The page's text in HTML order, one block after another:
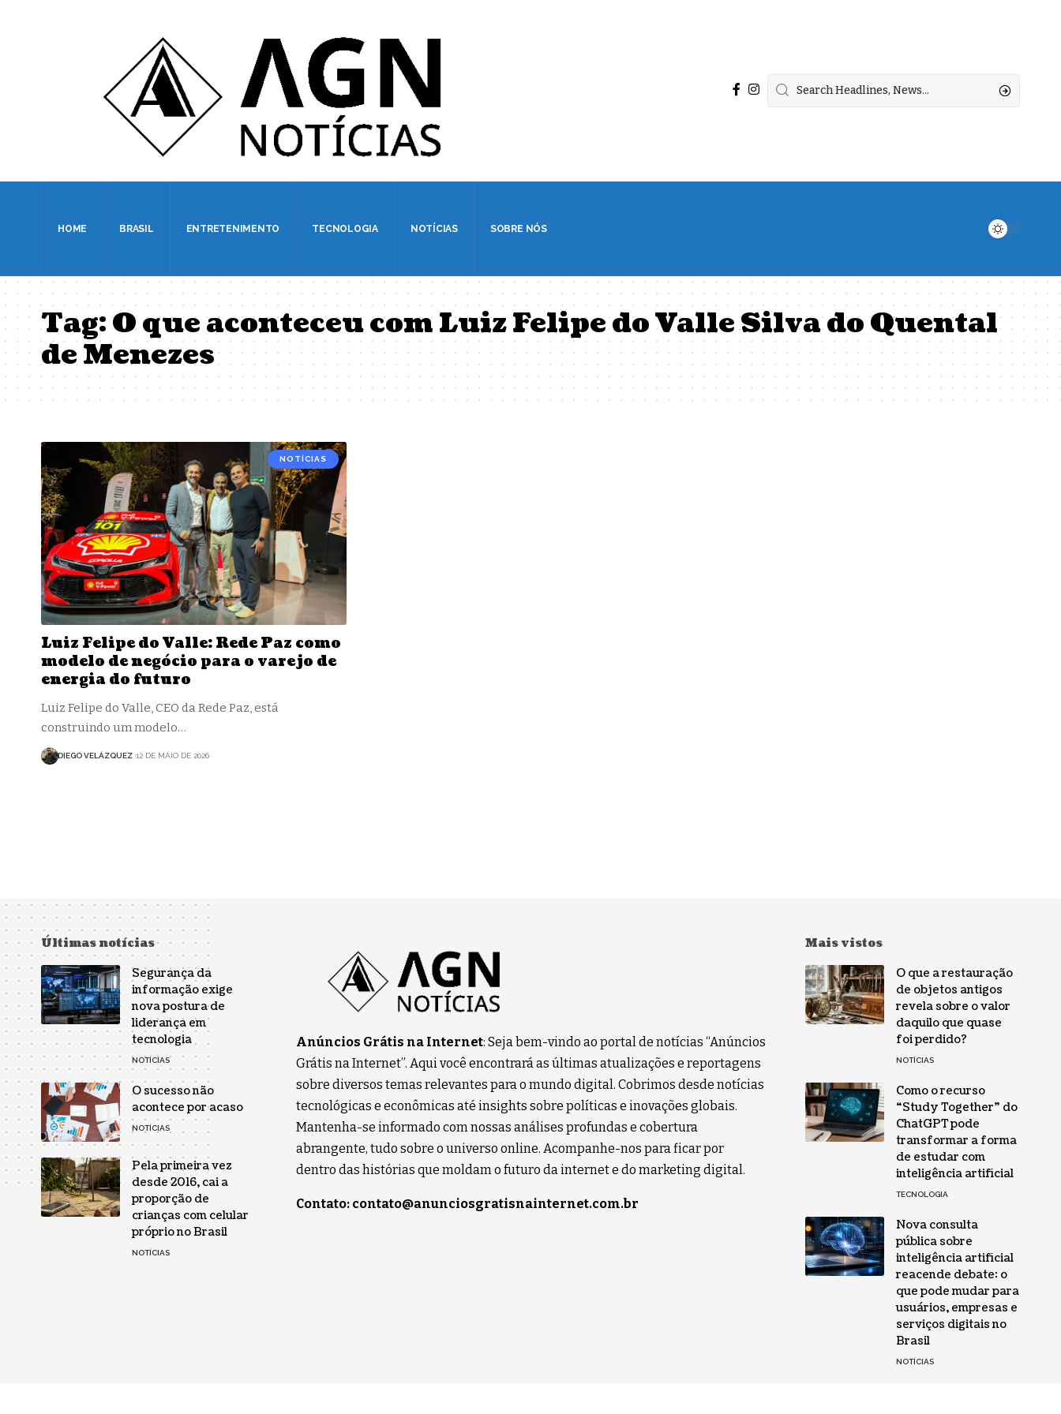
HOME BRASIL ENTRETENIMENTO TECNOLOGIA NOTÍCIAS SOBRE NÓS
Tag:O que aconteceu com Luiz Felipe do Valle Silva do Quental
de Menezes
NOTÍCIAS
Luiz Felipe do Valle: Rede Paz como
modelo de negócio para o varejo de
energia do futuro
Luiz Felipe do Valle, CEO da Rede Paz, está
construindo um modelo…
DIEGO VELÁZQUEZ 12 DE MAIO DE 2026
Últimas notícias
Segurança da
informação exige
nova postura de
liderança em
tecnologia
NOTÍCIAS
O sucesso não
acontece por acaso
NOTÍCIAS
Pela primeira vez
desde 2016, cai a
proporção de
crianças com celular
próprio no Brasil
NOTÍCIAS
Anúncios Grátis na Internet: Seja bem-vindo ao portal de notícias “Anúncios
Grátis na Internet”. Aqui você encontrará as últimas atualizações e reportagens
sobre diversos temas relevantes para o mundo digital. Cobrimos desde notícias
tecnológicas e econômicas até insights sobre políticas e inovações globais.
Mantenha-se informado com nossas análises profundas e cobertura
abrangente, tudo sobre o universo online. Acompanhe-nos para ficar por
dentro das histórias que moldam o futuro da internet e do marketing digital.
Contato: contato@anunciosgratisnainternet.com.br
Mais vistos
O que a restauração
de objetos antigos
revela sobre o valor
daquilo que quase
foi perdido?
NOTÍCIAS
Como o recurso
“Study Together” do
ChatGPT pode
transformar a forma
de estudar com
inteligência artificial
TECNOLOGIA
Nova consulta
pública sobre
inteligência artificial
reacende debate: o
que pode mudar para
usuários, empresas e
serviços digitais no
Brasil
NOTÍCIAS